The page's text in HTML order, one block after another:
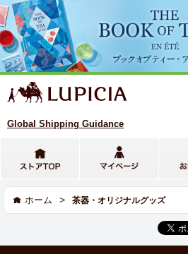
Global Shipping Guidance
ホーム > 茶器・オリジナルグッズ